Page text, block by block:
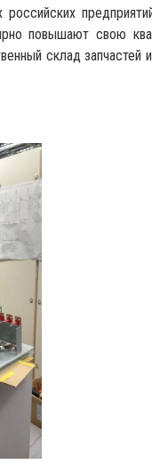
повышают свою
склад запчастей